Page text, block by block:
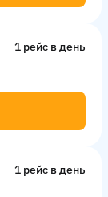
1 рейс в день
1 рейс в день